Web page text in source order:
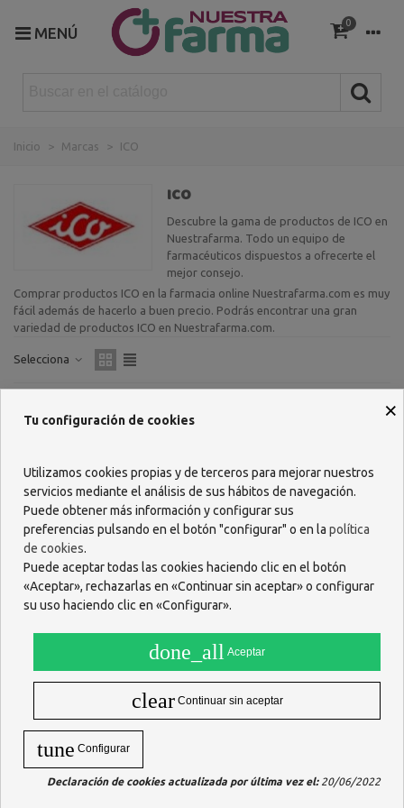
MENÚ
0
Inicio > Marcas > ICO
ICO
Descubre la gama de productos de ICO en
Nuestrafarma. Todo un equipo de
farmacéuticos dispuestos a ofrecerte el
mejor consejo.
Comprar productos ICO en la farmacia online Nuestrafarma.com es muy
fácil además de hacerlo a buen precio. Podrás encontrar una gran
variedad de productos ICO en Nuestrafarma.com.
Selecciona
JERINGA ICOGAMMA
Mostrando 1-1 de 1 artículo(s)
×
Tu configuración de cookies
Utilizamos cookies propias y de terceros para mejorar nuestros
servicios mediante el análisis de sus hábitos de navegación.
Puede obtener más información y configurar sus
preferencias pulsando en el botón "configurar" o en la política
de cookies.
Puede aceptar todas las cookies haciendo clic en el botón
«Aceptar», rechazarlas en «Continuar sin aceptar» o configurar
su uso haciendo clic en «Configurar».
done_all Aceptar
clear Continuar sin aceptar
tune Configurar
Declaración de cookies actualizada por última vez el:20/06/2022